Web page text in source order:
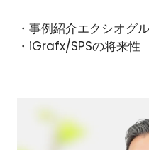
・事例紹介エクシオグ
・iGrafx/SPSの将来性